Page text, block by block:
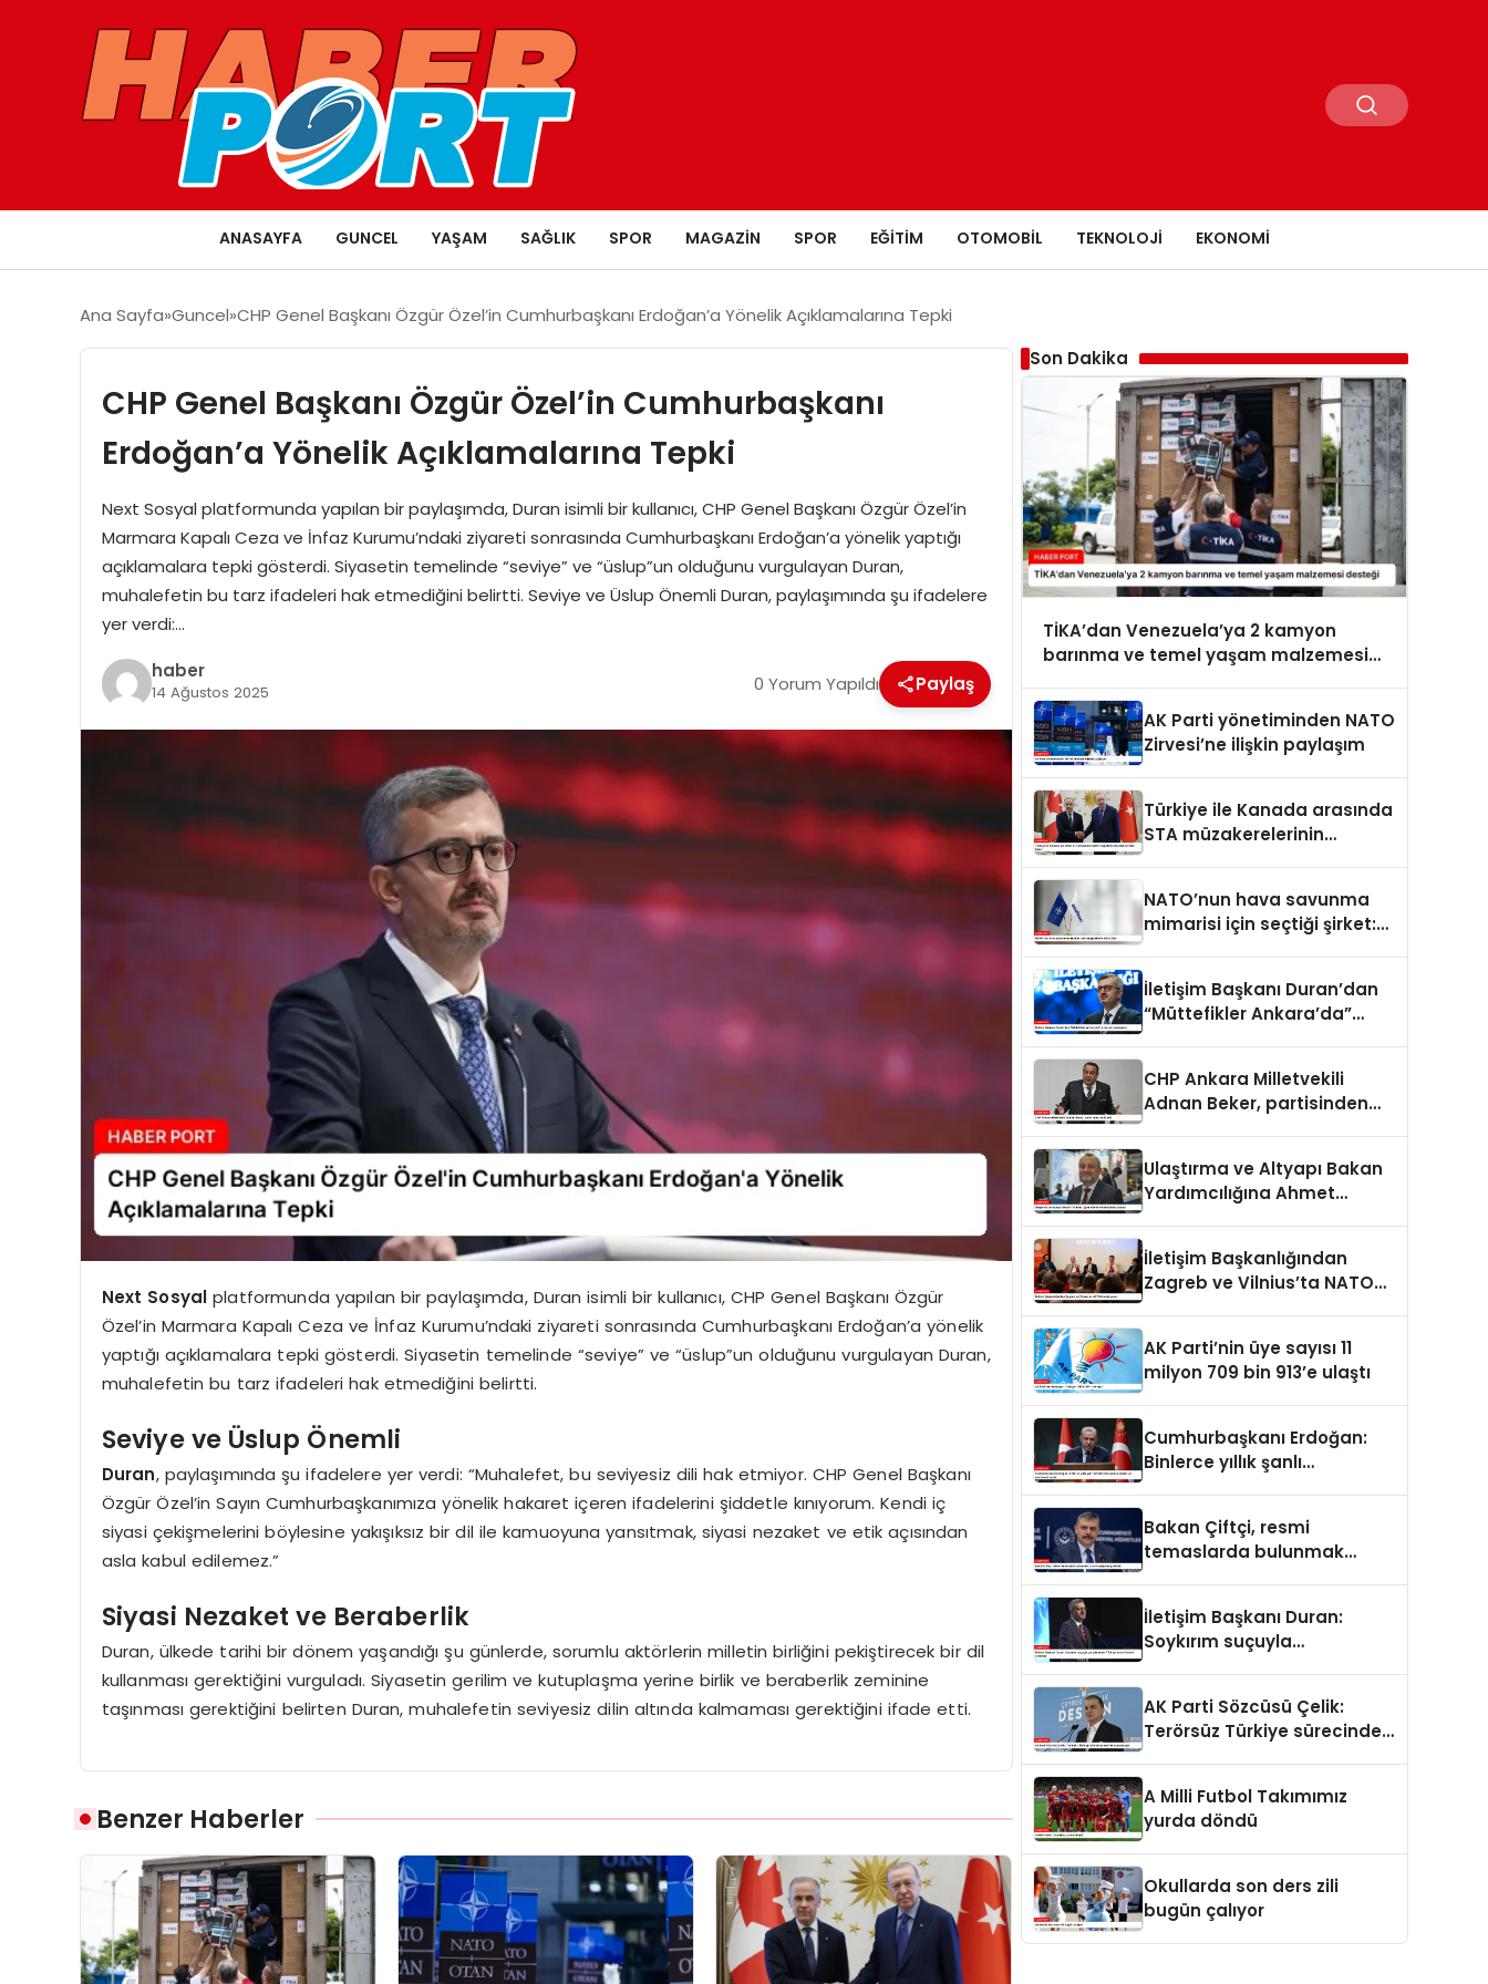
ANASAYFA GUNCEL YAŞAM SAĞLIK SPOR MAGAZIN SPOR EĞITIM OTOMOBIL TEKNOLOJI EKONOMI
Ana Sayfa Guncel CHP Genel Başkanı Özgür Özel’in Cumhurbaşkanı Erdoğan’a Yönelik Açıklamalarına Tepki
CHP Genel Başkanı Özgür Özel’in Cumhurbaşkanı
Erdoğan’a Yönelik Açıklamalarına Tepki
Next Sosyal platformunda yapılan bir paylaşımda, Duran isimli bir kullanıcı, CHP Genel Başkanı Özgür Özel’in
Marmara Kapalı Ceza ve İnfaz Kurumu’ndaki ziyareti sonrasında Cumhurbaşkanı Erdoğan’a yönelik yaptığı
açıklamalara tepki gösterdi. Siyasetin temelinde “seviye” ve “üslup”un olduğunu vurgulayan Duran,
muhalefetin bu tarz ifadeleri hak etmediğini belirtti. Seviye ve Üslup Önemli Duran, paylaşımında şu ifadelere
yer verdi:…
haber
14 Ağustos 2025 0 Yorum Yapıldı Paylaş
Next Sosyal platformunda yapılan bir paylaşımda, Duran isimli bir kullanıcı, CHP Genel Başkanı Özgür
Özel’in Marmara Kapalı Ceza ve İnfaz Kurumu’ndaki ziyareti sonrasında Cumhurbaşkanı Erdoğan’a yönelik
yaptığı açıklamalara tepki gösterdi. Siyasetin temelinde “seviye” ve “üslup”un olduğunu vurgulayan Duran,
muhalefetin bu tarz ifadeleri hak etmediğini belirtti.
Seviye ve Üslup Önemli
Duran, paylaşımında şu ifadelere yer verdi: “Muhalefet, bu seviyesiz dili hak etmiyor. CHP Genel Başkanı
Özgür Özel’in Sayın Cumhurbaşkanımıza yönelik hakaret içeren ifadelerini şiddetle kınıyorum. Kendi iç
siyasi çekişmelerini böylesine yakışıksız bir dil ile kamuoyuna yansıtmak, siyasi nezaket ve etik açısından
asla kabul edilemez.”
Siyasi Nezaket ve Beraberlik
Duran, ülkede tarihi bir dönem yaşandığı şu günlerde, sorumlu aktörlerin milletin birliğini pekiştirecek bir dil
kullanması gerektiğini vurguladı. Siyasetin gerilim ve kutuplaşma yerine birlik ve beraberlik zeminine
taşınması gerektiğini belirten Duran, muhalefetin seviyesiz dilin altında kalmaması gerektiğini ifade etti.
Benzer Haberler
Son Dakika
TİKA’dan Venezuela’ya 2 kamyon
barınma ve temel yaşam malzemesi
AK Parti yönetiminden NATO
Zirvesi’ne ilişkin paylaşım
Türkiye ile Kanada arasında
STA müzakerelerinin
NATO’nun hava savunma
mimarisi için seçtiği şirket:
İletişim Başkanı Duran’dan
“Müttefikler Ankara’da”
CHP Ankara Milletvekili
Adnan Beker, partisinden
Ulaştırma ve Altyapı Bakan
Yardımcılığına Ahmet
İletişim Başkanlığından
Zagreb ve Vilnius’ta NATO
AK Parti’nin üye sayısı 11
milyon 709 bin 913’e ulaştı
Cumhurbaşkanı Erdoğan:
Binlerce yıllık şanlı
Bakan Çiftçi, resmi
temaslarda bulunmak
İletişim Başkanı Duran:
Soykırım suçuyla
AK Parti Sözcüsü Çelik:
Terörsüz Türkiye sürecinde
A Milli Futbol Takımımız
yurda döndü
Okullarda son ders zili
bugün çalıyor